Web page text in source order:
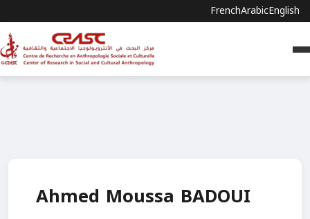
FrenchArabicEnglish
Ahmed Moussa BADOUI